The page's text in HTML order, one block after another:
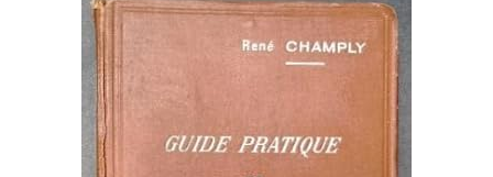
Art & Collectables
Start Selling